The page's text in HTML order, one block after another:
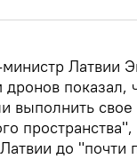
Латвии
показал,
выполнить
до "почти